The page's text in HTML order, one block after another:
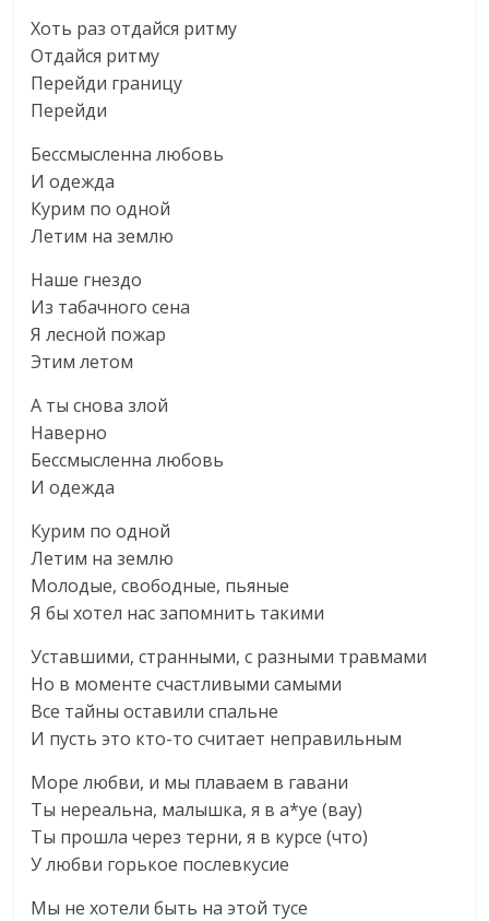
Хоть раз отдайся ритму
Отдайся ритму
Перейди границу
Перейди
Бессмысленна любовь
И одежда
Курим по одной
Летим на землю
Наше гнездо
Из табачного сена
Я лесной пожар
Этим летом
А ты снова злой
Наверно
Бессмысленна любовь
И одежда
Курим по одной
Летим на землю
Молодые, свободные, пьяные
Я бы хотел нас запомнить такими
Уставшими, странными, с разными травмами
Но в моменте счастливыми самыми
Все тайны оставили спальне
И пусть это кто-то считает неправильным
Море любви, и мы плаваем в гавани
Ты нереальна, малышка, я в а*уе (вау)
Ты прошла через терни, я в курсе (что)
У любви горькое послевкусие
Мы не хотели быть на этой тусе